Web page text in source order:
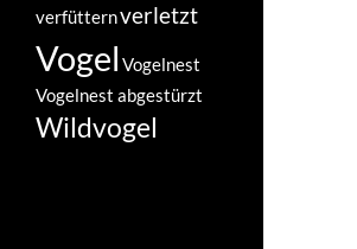
verfütternverletzt
Vogel Vogelnest
Vogelnest abgestürzt
Wildvogel